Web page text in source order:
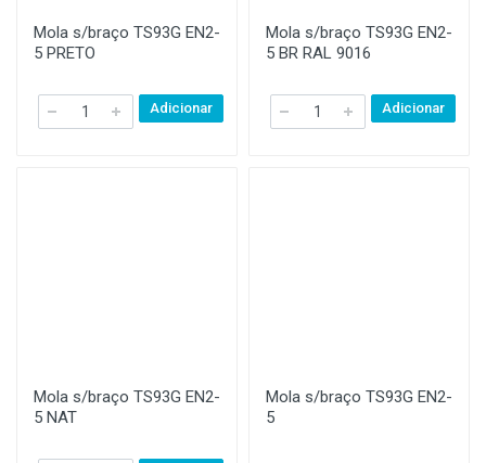
Mola s/braço TS93G EN2-
5 PRETO
Adicionar
Mola s/braço TS93G EN2-
5 BR RAL 9016
Adicionar
Mola s/braço TS93G EN2-
5 NAT
Mola s/braço TS93G EN2-
5